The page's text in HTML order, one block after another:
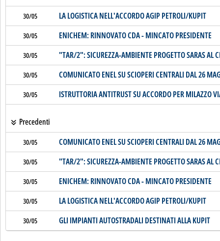
30/05 LA LOGISTICA NELL'ACCORDO AGIP PETROLI/KUPIT
30/05 ENICHEM: RINNOVATO CDA - MINCATO PRESIDENTE
30/05 "TAR/2": SICUREZZA-AMBIENTE PROGETTO SARAS AL
30/05 COMUNICATO ENEL SU SCIOPERI CENTRALI DAL 26
30/05 ISTRUTTORIA ANTITRUST SU ACCORDO PER MILAZZO
Precedenti
30/05 COMUNICATO ENEL SU SCIOPERI CENTRALI DAL 26
30/05 "TAR/2": SICUREZZA-AMBIENTE PROGETTO SARAS AL
30/05 ENICHEM: RINNOVATO CDA - MINCATO PRESIDENTE
30/05 LA LOGISTICA NELL'ACCORDO AGIP PETROLI/KUPIT
30/05 GLI IMPIANTI AUTOSTRADALI DESTINATI ALLA KUPIT